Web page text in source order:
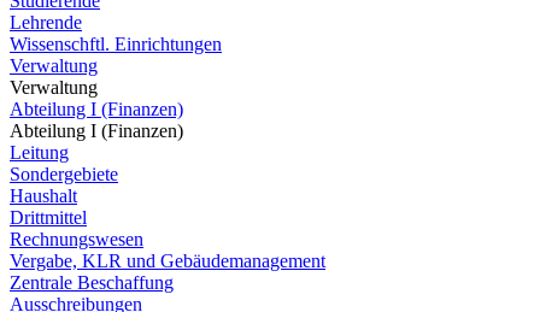
Lehrende
Wissenschftl. Einrichtungen
Verwaltung
Verwaltung
Abteilung I (Finanzen)
Abteilung I (Finanzen)
Leitung
Sondergebiete
Haushalt
Drittmittel
Rechnungswesen
Vergabe, KLR und Gebäudemanagement
Zentrale Beschaffung
Ausschreibungen